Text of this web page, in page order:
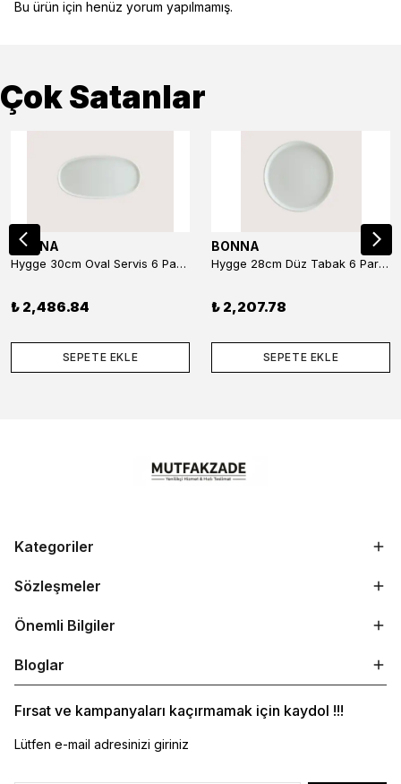
Bu ürün için henüz yorum yapılmamış.
Çok Satanlar
BONNA
Hygge 30cm Oval Servis 6 Parça
₺ 2,486.84
SEPETE EKLE
BONNA
Hygge 28cm Düz Tabak 6 Parça
₺ 2,207.78
SEPETE EKLE
Kategoriler
Sözleşmeler
Önemli Bilgiler
Bloglar
Fırsat ve kampanyaları kaçırmamak için kaydol !!!
Lütfen e-mail adresinizi giriniz